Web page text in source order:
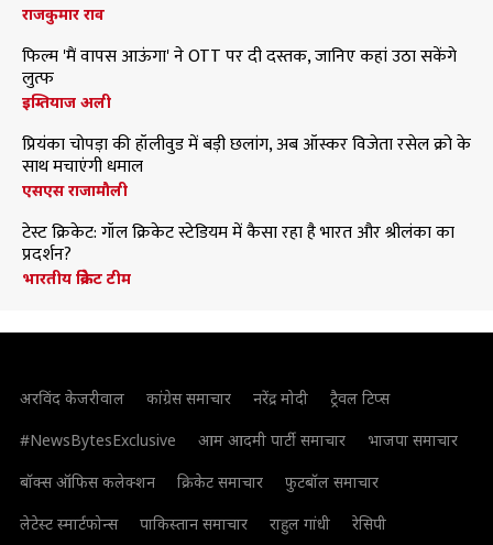
राजकुमार राव
फिल्म 'मैं वापस आऊंगा' ने OTT पर दी दस्तक, जानिए कहां उठा सकेंगे
लुत्फ
इम्तियाज अली
प्रियंका चोपड़ा की हॉलीवुड में बड़ी छलांग, अब ऑस्कर विजेता रसेल क्रो के
साथ मचाएंगी धमाल
एसएस राजामौली
टेस्ट क्रिकेट: गॉल क्रिकेट स्टेडियम में कैसा रहा है भारत और श्रीलंका का
प्रदर्शन?
भारतीय क्रिकेट टीम
अरविंद केजरीवाल कांग्रेस समाचार नरेंद्र मोदी
ट्रैवल टिप्स
#NewsBytesExclusive
आम आदमी पार्टी समाचार
भाजपा समाचार
बॉक्स ऑफिस कलेक्शन
क्रिकेट समाचार
फुटबॉल समाचार
लेटेस्ट स्मार्टफोन्स
पाकिस्तान समाचार राहुल गांधी रेसिपी